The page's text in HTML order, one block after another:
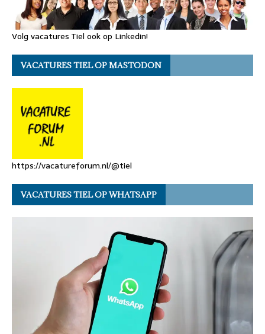
Volg vacatures Tiel ook op Linkedin!
VACATURES TIEL OP MASTODON
https://vacatureforum.nl/@tiel
VACATURES TIEL OP WHATSAPP